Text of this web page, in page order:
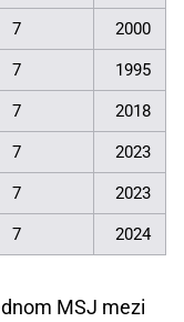
7 2000
7 1995
7 2018
7 2023
7 2023
7 2024
MSJ mezi